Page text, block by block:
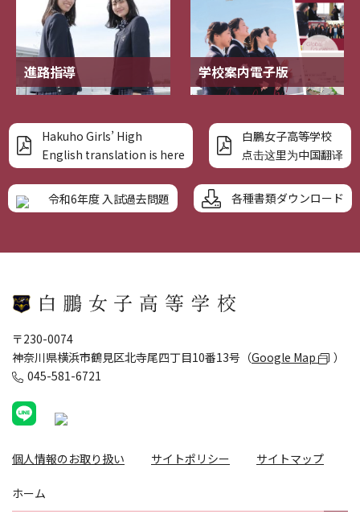
進路指導 学校案内電子版
Hakuho Girls’ High
English translation is here
白鵬女子高等学校
点击这里为中国翻译
令和6年度 入試過去問題 各種書類ダウンロード
〒230-0074
神奈川県横浜市鶴見区北寺尾四丁目10番13号（Google Map
）
045-581-6721
個人情報のお取り扱い サイトポリシー サイトマップ
ホーム